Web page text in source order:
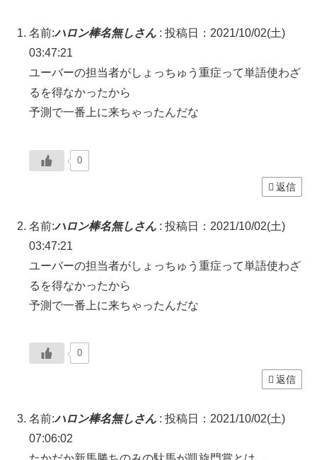
名前:ハロン棒名無しさん : 投稿日：2021/10/02(土)
03:47:21
ユーバーの担当者がしょっちゅう重症って単語使わざ
るを得なかったから
予測で一番上に来ちゃったんだな
0
返信
名前:ハロン棒名無しさん : 投稿日：2021/10/02(土)
03:47:21
ユーバーの担当者がしょっちゅう重症って単語使わざ
るを得なかったから
予測で一番上に来ちゃったんだな
0
返信
名前:ハロン棒名無しさん : 投稿日：2021/10/02(土)
07:06:02